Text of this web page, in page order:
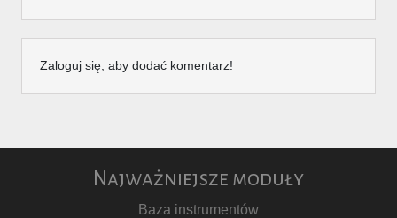
Zaloguj się, aby dodać komentarz!
Najważniejsze moduły
Baza instrumentów